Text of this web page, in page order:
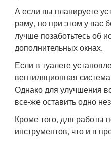
А если вы планируете
раму, но при этом у вас
лучше позаботьтесь об
дополнительных окнах.
Если в туалете
вентиляционная
Однако для улучшения
все-же оставить одно
Кроме того, для работы
инструментов, что и в